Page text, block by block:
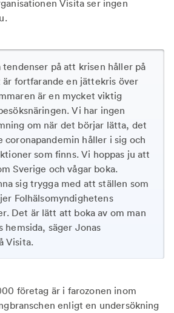
Visita ser ingen
tendenser på att krisen håller på
fortfarande en jättekris över
är en mycket viktig
Vi har ingen
om när det börjar lätta, det
coronapandemin håller i sig och
som finns. Vi hoppas ju att
Sverige och vågar boka.
sig trygga med att ställen som
Folhälsomyndighetens
Det är lätt att boka av om man
hemsida, säger Jonas
Visita.
företag är i farozonen inom
enligt en undersökning